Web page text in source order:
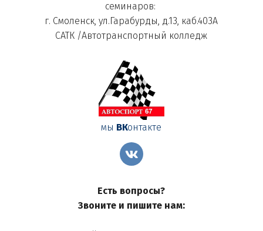
семинаров:
г. Смоленск, ул.Гарабурды, д.13, каб.403А
САТК /Автотранспортный колледж
мы ВКонтакте
Есть вопросы?
Звоните и пишите нам: